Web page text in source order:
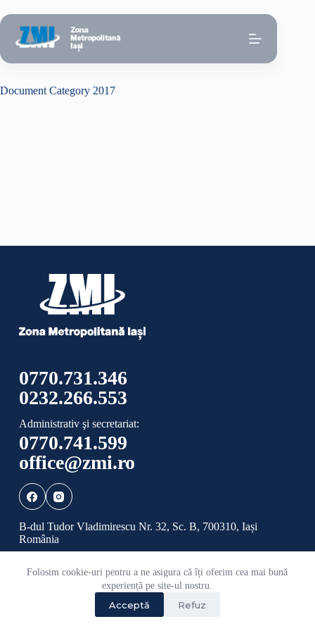
la
conținut
Folosim cookie-uri pentru a ne asigura că îți oferim cea mai bună
experiență pe site-ul nostru.
Acceptă Refuz
Document Category 2017
0770.731.346
0232.266.553
Administrativ şi secretariat:
0770.741.599
office@zmi.ro
B-dul Tudor Vladimirescu Nr. 32, Sc. B, 700310, Iași
România
2026 Toate drepturile rezervate ADI ZONA
METROPOLITANĂ IAȘI.
Politică de confidențialitate